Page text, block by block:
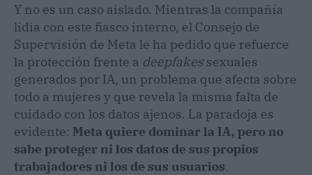
Y no es un caso aislado. Mientras la compañía
lidia con este fiasco interno, el Consejo de
Supervisión de Meta le ha pedido que refuerce
la protección frente a deepfakessexuales
generados por IA, un problema que afecta sobre
todo a mujeres y que revela la misma falta de
cuidado con los datos ajenos. La paradoja es
evidente: Meta quiere dominar la IA, pero no
sabe proteger ni los datos de sus propios
trabajadores ni los de sus usuarios.